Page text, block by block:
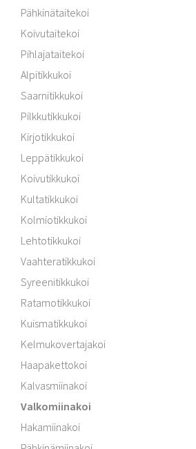
Pähkinätaitekoi
Koivutaitekoi
Pihlajataitekoi
Alpitikkukoi
Saarnitikkukoi
Pilkkutikkukoi
Kirjotikkukoi
Leppätikkukoi
Koivutikkukoi
Kultatikkukoi
Kolmiotikkukoi
Lehtotikkukoi
Vaahteratikkukoi
Syreenitikkukoi
Ratamotikkukoi
Kuismatikkukoi
Kelmukovertajakoi
Haapakettokoi
Kalvasmiinakoi
Valkomiinakoi
Hakamiinakoi